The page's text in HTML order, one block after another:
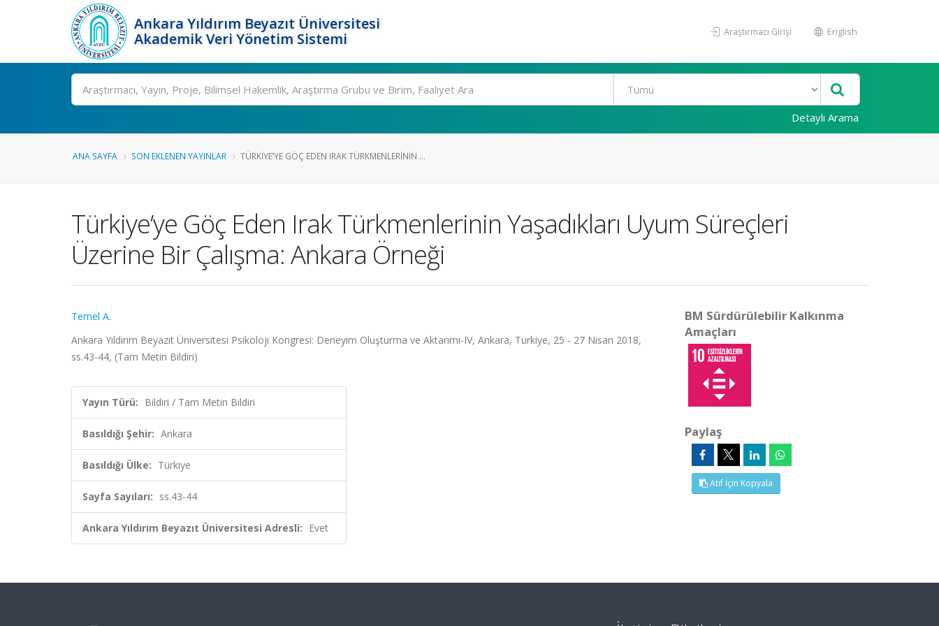
Ankara Yıldırım Beyazıt Üniversitesi
Akademik Veri Yönetim Sistemi
Araştırmacı Girişi English
Ara
Detaylı Arama
ANA SAYFA SON EKLENEN YAYINLAR TÜRKIYE’YE GÖÇ EDEN IRAK TÜRKMENLERININ ...
Türkiye’ye Göç Eden Irak Türkmenlerinin Yaşadıkları Uyum Süreçleri
Üzerine Bir Çalışma: Ankara Örneği
Temel A.
Ankara Yıldırım Beyazıt Üniversitesi Psikoloji Kongresi: Deneyim Oluşturma ve Aktarımı-IV, Ankara, Türkiye, 25 - 27 Nisan 2018,
ss.43-44, (Tam Metin Bildiri)
Yayın Türü: Bildiri / Tam Metin Bildiri
Basıldığı Şehir: Ankara
Basıldığı Ülke: Türkiye
Sayfa Sayıları: ss.43-44
Ankara Yıldırım Beyazıt Üniversitesi Adresli: Evet
BM Sürdürülebilir Kalkınma
Amaçları
Paylaş
Atıf İçin Kopyala